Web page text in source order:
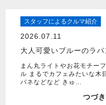
スタッフによるクルマ紹介
2026.07.11
大人可愛いブルーのラパ
まん丸ライトやお花モチー
ル まるでカフェみたいな木
パネなどなど きゅ…
つづ